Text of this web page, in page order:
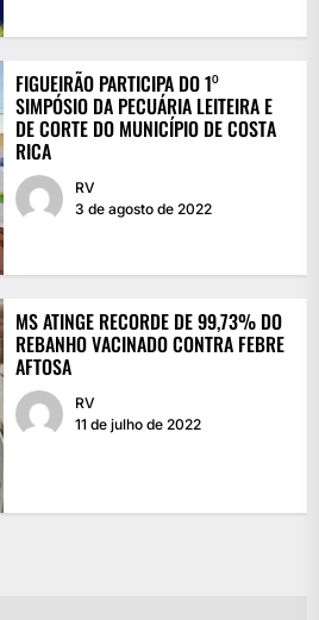
FIGUEIRÃO PARTICIPA DO 1⁰
SIMPÓSIO DA PECUÁRIA LEITEIRA E
DE CORTE DO MUNICÍPIO DE COSTA
RICA
RV
3 de agosto de 2022
MS ATINGE RECORDE DE 99,73% DO
REBANHO VACINADO CONTRA FEBRE
AFTOSA
RV
11 de julho de 2022